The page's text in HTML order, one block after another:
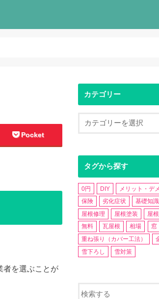
Pocket
者を選ぶことが
カテゴリー
タグから探す
0円 DIY メリット・デ
保険
劣化症状 基礎知識
屋根修理
屋根塗装 屋
無料
瓦屋根 相場 窓
重ね張り（カバー工法）
雪下ろし
雪対策